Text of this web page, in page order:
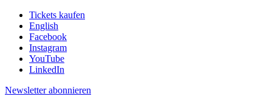
Tickets kaufen
English
Facebook
Instagram
YouTube
LinkedIn
Newsletter abonnieren